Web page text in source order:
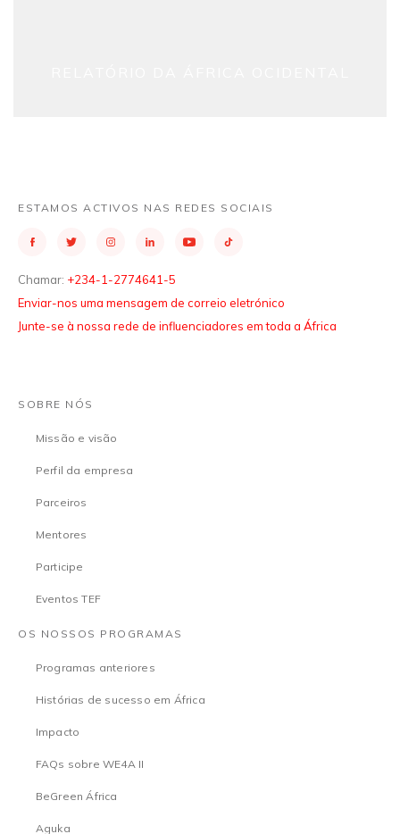
ESTAMOS ACTIVOS NAS REDES SOCIAIS
Chamar: +234-1-2774641-5
Enviar-nos uma mensagem de correio eletrónico
Junte-se à nossa rede de influenciadores em toda a África
SOBRE NÓS
Missão e visão
Perfil da empresa
Parceiros
Mentores
Participe
Eventos TEF
OS NOSSOS PROGRAMAS
Programas anteriores
Histórias de sucesso em África
Impacto
FAQs sobre WE4A II
BeGreen África
Aguka